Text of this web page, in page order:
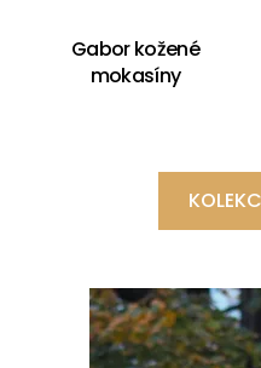
Gabor kožené
mokasíny